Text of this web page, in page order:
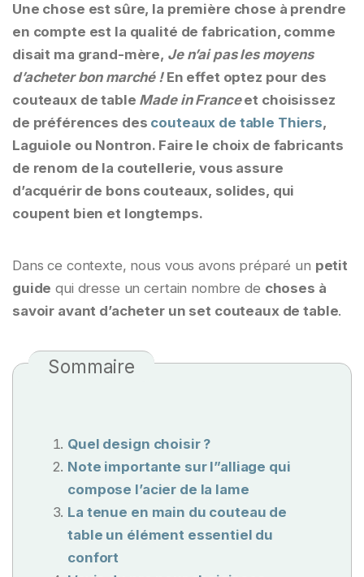
Une chose est sûre, la première chose à prendre
en compte est la qualité de fabrication, comme
disait ma grand-mère, Je n’ai pas les moyens
d’acheter bon marché !En effet optez pour des
couteaux de table Made in Franceet choisissez
de préférences des couteaux de table Thiers,
Laguiole ou Nontron. Faire le choix de fabricants
de renom de la coutellerie, vous assure
d’acquérir de bons couteaux, solides, qui
coupent bien et longtemps.
Dans ce contexte, nous vous avons préparé un petit
guide qui dresse un certain nombre de choses à
savoir avant d’acheter un set couteaux de table.
Sommaire
Quel design choisir ?
Note importante sur l”alliage qui
compose l’acier de la lame
La tenue en main du couteau de
table un élément essentiel du
confort